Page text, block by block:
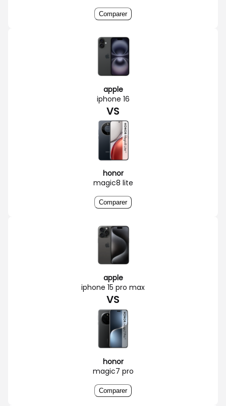
Comparer
apple
iphone 16
VS
honor
magic8 lite
Comparer
apple
iphone 15 pro max
VS
honor
magic7 pro
Comparer